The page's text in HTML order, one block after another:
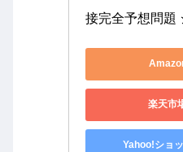
接完全予想問題
楽天市
Yahoo!ショ